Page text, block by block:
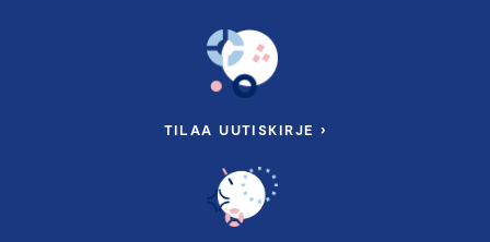
TILAA UUTISKIRJE ›